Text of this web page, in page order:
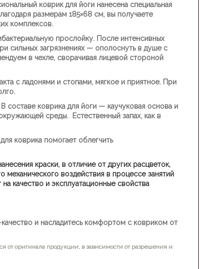
коврик для йоги нанесена специальная
размерам 185×68 см, вы получаете
комплексов.
прослойку. После интенсивных
сильных загрязнениях — ополоснуть в душе с
в чехле, сворачивая лицевой стороной
с ладонями и стопами, мягкое и приятное. При
В составе коврика для йоги — каучуковая основа и
среды. Естественный запах, как в
коврика помогает облегчить
краски, в отличие от других расцветок,
воздействия в процессе занятий
качество и эксплуатационные свойства
и насладитесь комфортом с ковриком от
от оригинала продукции, в зависимости от разрешения и